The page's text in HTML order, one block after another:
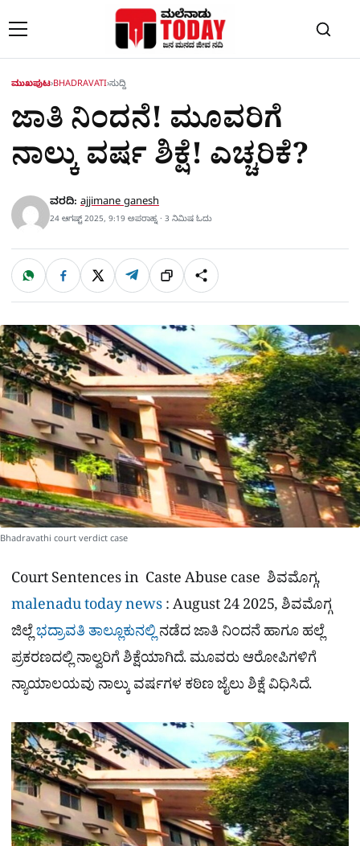
ಮುಖಪುಟ›BHADRAVATI›ಸುದ್ದಿ
ಜಾತಿ ನಿಂದನೆ! ಮೂವರಿಗೆ
ನಾಲ್ಕು ವರ್ಷ ಶಿಕ್ಷೆ! ಎಚ್ಚರಿಕೆ?
ವರದಿ: ajjimane ganesh
24 ಆಗಷ್ಟ್ 2025, 9:19 ಅಪರಾಹ್ನ · 3 ನಿಮಿಷ ಓದು
ಹಂಚಿಕೊಳ್ಳಿ
W
a
t
p
p
F
c
e
o
k
X T
l
e
a
m
ಲಿಂ
ಕ್
S
h
a
r
e
Bhadravathi court verdict case
Court Sentences in Caste Abuse case ಶಿವಮೊಗ್ಗ,
malenadu today news: August 24 2025, ಶಿವಮೊಗ್ಗ
ಜಿಲ್ಲೆಭದ್ರಾವತಿ ತಾಲ್ಲೂಕುನಲ್ಲಿನಡೆದ ಜಾತಿ ನಿಂದನೆ ಹಾಗೂ ಹಲ್ಲೆ
ಪ್ರಕರಣದಲ್ಲಿ ನಾಲ್ವರಿಗೆ ಶಿಕ್ಷೆಯಾಗಿದೆ. ಮೂವರು ಆರೋಪಿಗಳಿಗೆ
ನ್ಯಾಯಾಲಯವು ನಾಲ್ಕು ವರ್ಷಗಳ ಕಠಿಣ ಜೈಲು ಶಿಕ್ಷೆ ವಿಧಿಸಿದೆ.